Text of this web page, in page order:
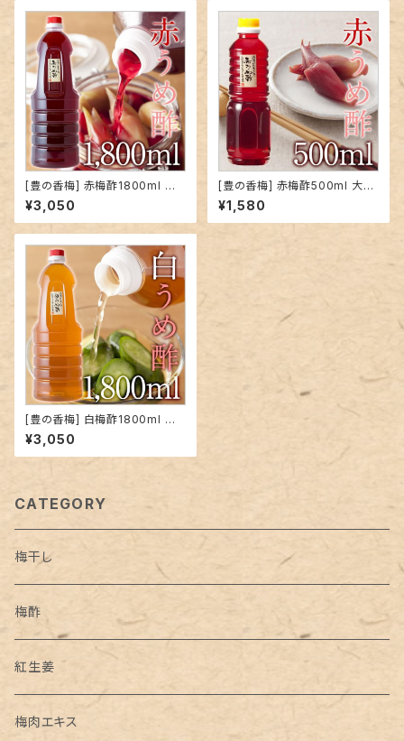
[豊の香梅] 赤梅酢1800ml 大
分県大山町産 無添加 赤紫蘇 天
然塩 ミネラル 天然調味料 クエ
ン酸 すっぱい ドリンク お湯割り
¥3,050
[豊の香梅] 赤梅酢500ml 大分
県大山町産 無添加 赤紫蘇 天然
塩 ミネラル 天然調味料 クエン
酸 すっぱい ドリンク お湯割り
¥1,580
[豊の香梅] 白梅酢1800ml 大
分県大山町産 無添加 天然塩 ミ
ネラル 天然調味料 クエン酸 す
っぱい ドリンク お湯割り 焼酎
¥3,050
CATEGORY
梅干し
梅酢
紅生姜
梅肉エキス